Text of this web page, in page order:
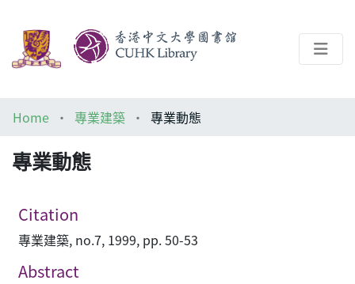
Architecture Library
Home 專業建築 專業動態
專業動態
Citation
專業建築, no.7, 1999, pp. 50-53
Abstract